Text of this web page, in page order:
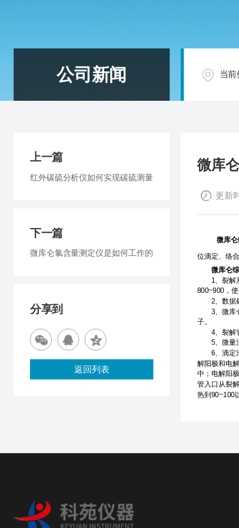
公司新闻 当前
微库
更新
微库
位滴定、络
微库仑
1、裂解系
800~900，
2、数据处
3、微库仑
子。
4、裂解管
5、微量注
6、滴定池
解阳极和电
中；电解阳
管入口从裂
热到90~100
上一篇
红外碳硫分析仪如何实现碳硫测量
下一篇
微库仑氯含量测定仪是如何工作的
分享到
返回列表